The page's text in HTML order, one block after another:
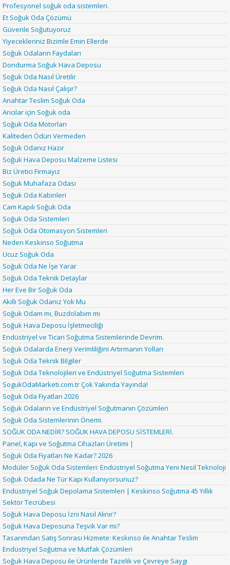
Profesyonel soğuk oda sistemleri.
Et Soğuk Oda Çözümü
Güvenle Soğutuyoruz
Yiyecekleriniz Bizimle Emin Ellerde
Soğuk Odaların Faydaları
Dondurma Soğuk Hava Deposu
Soğuk Oda Nasıl Üretilir
Soğuk Oda Nasıl Çalışır?
Anahtar Teslim Soğuk Oda
Arıcılar için Soğuk oda
Soğuk Oda Motorları
Kaliteden Ödün Vermeden
Soğuk Odanız Hazır
Soğuk Hava Deposu Malzeme Listesi
Biz Üretici Firmayız
Soğuk Muhafaza Odası
Soğuk Oda Kabinleri
Cam Kapılı Soğuk Oda
Soğuk Oda Sistemleri
Soğuk Oda Otomasyon Sistemleri
Neden Keskinso Soğutma
Ucuz Soğuk Oda
Soğuk Oda Ne İşe Yarar
Soğuk Oda Teknik Detaylar
Her Eve Bir Soğuk Oda
Akıllı Soğuk Odanız Yok Mu
Soğuk Odam mı, Buzdolabım mı
Soğuk Hava Deposu İşletmeciliği
Endüstriyel ve Ticari Soğutma Sistemlerinde Devrim.
Soğuk Odalarda Enerji Verimliliğini Artırmanın Yolları
Soğuk Oda Teknik Bilgiler
Soğuk Oda Teknolojileri ve Endüstriyel Soğutma Sistemleri
SogukOdaMarketi.com.tr Çok Yakında Yayında!
Soğuk Oda Fiyatları 2026
Soğuk Odaların ve Endüstriyel Soğutmanın Çözümleri
Soğuk Oda Sistemlerinin Önemi.
SOĞUK ODA NEDİR? SOĞUK HAVA DEPOSU SİSTEMLERİ.
Panel, Kapı ve Soğutma Cihazları Üretimi |
Soğuk Oda Fiyatları Ne Kadar? 2026
Modüler Soğuk Oda Sistemleri: Endüstriyel Soğutma Yeni Nesil Teknoloji
Soğuk Odada Ne Tür Kapı Kullanıyorsunuz?
Endüstriyel Soğuk Depolama Sistemleri | Keskinso Soğutma 45 Yıllık
Sektör Tecrübesi
Soğuk Hava Deposu İzni Nasıl Alınır?
Soğuk Hava Deposuna Teşvik Var mı?
Tasarımdan Satış Sonrası Hizmete: Keskinso ile Anahtar Teslim
Endüstriyel Soğutma ve Mutfak Çözümleri
Soğuk Hava Deposu ile Ürünlerde Tazelik ve Çevreye Saygı